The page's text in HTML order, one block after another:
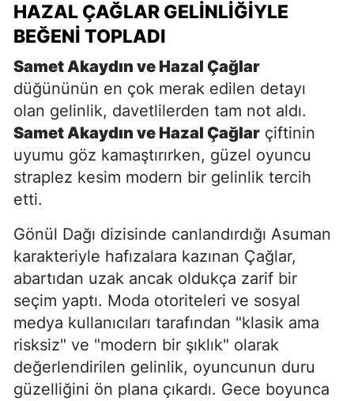
HAZAL ÇAĞLAR GELINLIĞIYLE
BEĞENI TOPLADI
Samet Akaydın ve Hazal Çağlar
düğününün en çok merak edilen detayı
olan gelinlik, davetlilerden tam not aldı.
Samet Akaydın ve Hazal Çağlar çiftinin
uyumu göz kamaştırırken, güzel oyuncu
straplez kesim modern bir gelinlik tercih
etti.
Gönül Dağı dizisinde canlandırdığı Asuman
karakteriyle hafızalara kazınan Çağlar,
abartıdan uzak ancak oldukça zarif bir
seçim yaptı. Moda otoriteleri ve sosyal
medya kullanıcıları tarafından "klasik ama
risksiz" ve "modern bir şıklık" olarak
değerlendirilen gelinlik, oyuncunun duru
güzelliğini ön plana çıkardı. Gece boyunca